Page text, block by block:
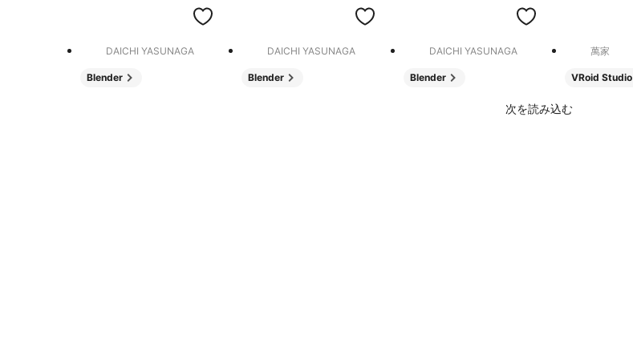
DAICHI YASUNAGA
Blender
DAICHI YASUNAGA
Blender
DAICHI YASUNAGA
Blender
萬家
VRoid Studio
次を読み込む